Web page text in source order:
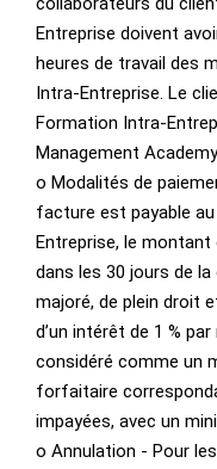
Entreprise doivent
heures de travail des
Intra-Entreprise. Le
Formation Intra-
Management
o Modalités de
facture est payable
Entreprise, le
dans les 30 jours de
majoré, de plein droit
d’un intérêt de 1 %
considéré comme un
forfaitaire
impayées, avec un
o Annulation - Pour